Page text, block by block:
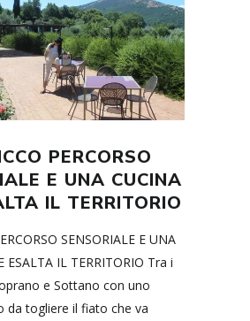
PERCORSO
E UNA CUCINA
IL TERRITORIO
SENSORIALE E UNA
ESALTA IL TERRITORIO Tra i
e Sottano con uno
da togliere il fiato che va